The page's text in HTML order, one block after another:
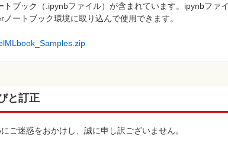
トブック（.ipynbファイル）が含まれています。ipynbファ
ノートブック環境に取り込んで使用できます。
と訂正
ご迷惑をおかけし、誠に申し訳ございません。